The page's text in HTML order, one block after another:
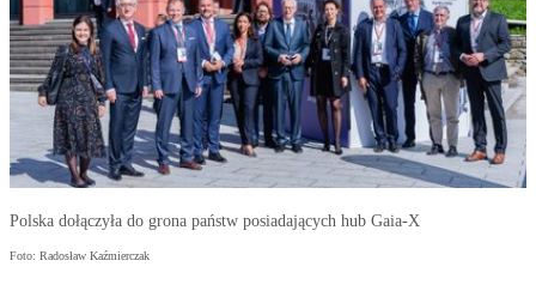
Polska dołączyła do grona państw posiadających hub Gaia-X
Foto: Radosław Kaźmierczak